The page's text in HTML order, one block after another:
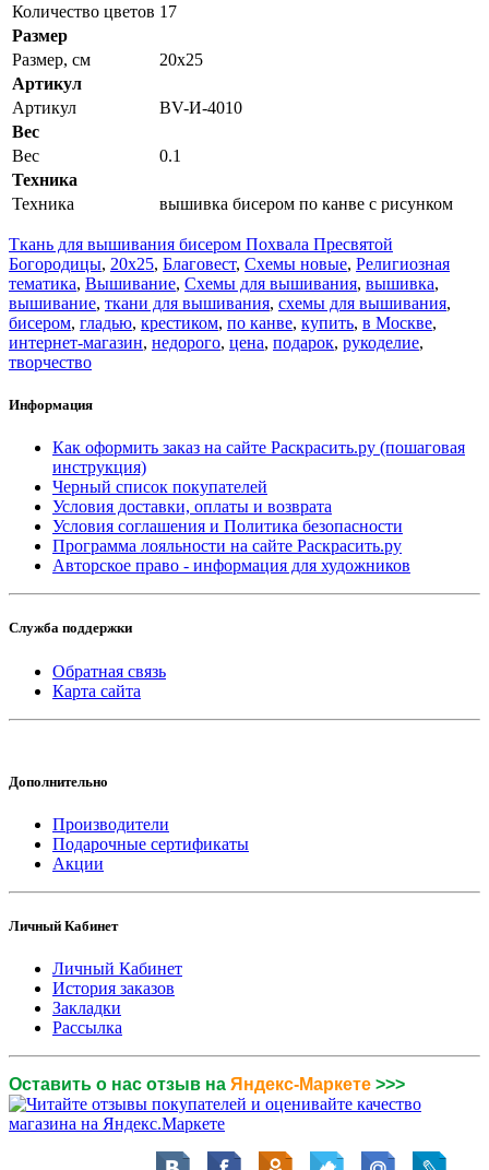
Количество цветов 17
Размер
Размер, см
20x25
Артикул
Артикул
BV-И-4010
Вес
Вес
0.1
Техника
Техника
вышивка бисером по канве с рисунком
Ткань для вышивания бисером Похвала Пресвятой
Богородицы, 20x25, Благовест, Схемы новые, Религиозная
тематика, Вышивание, Схемы для вышивания, вышивка,
вышивание, ткани для вышивания, схемы для вышивания,
бисером, гладью, крестиком, по канве, купить, в Москве,
интернет-магазин, недорого, цена, подарок, рукоделие,
творчество
Информация
Как оформить заказ на сайте Раскрасить.ру (пошаговая
инструкция)
Черный список покупателей
Условия доставки, оплаты и возврата
Условия соглашения и Политика безопасности
Программа лояльности на сайте Раскрасить.ру
Авторское право - информация для художников
Служба поддержки
Обратная связь
Карта сайта
Дополнительно
Производители
Подарочные сертификаты
Акции
Личный Кабинет
Личный Кабинет
История заказов
Закладки
Рассылка
Оставить о нас отзыв на Яндекс-Маркете >>>